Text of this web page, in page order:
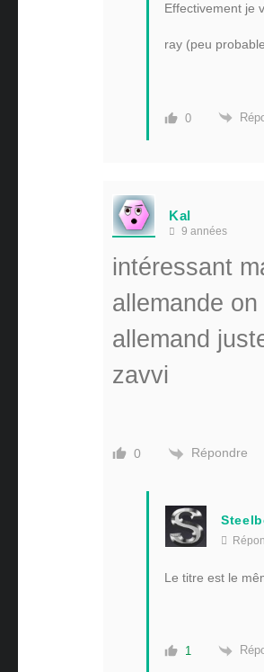
Effectivement je
ray (peu
0
Kal
9 années
intéressant
allemande
allemand
zavvi
0 Répondre
Le titre est le
1